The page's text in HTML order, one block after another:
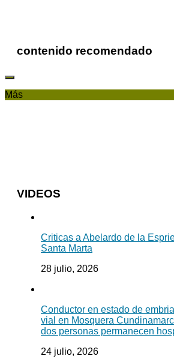
contenido recomendado
Más
VIDEOS
Criticas a Abelardo de la
Santa Marta
28 julio, 2026
Conductor en estado de
vial en Mosquera
dos personas permanecen
24 julio, 2026